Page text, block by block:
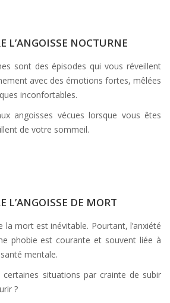
L’ANGOISSE NOCTURNE
sont des épisodes qui vous réveillent
avec des émotions fortes, mêlées
inconfortables.
angoisses vécues lorsque vous êtes
de votre sommeil.
L’ANGOISSE DE MORT
mort est inévitable. Pourtant, l’anxiété
phobie est courante et souvent liée à
mentale.
certaines situations par crainte de subir
?